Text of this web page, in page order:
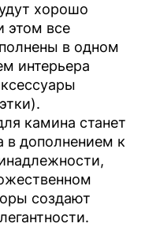
хорошо
этом все
в одном
интерьера
камина станет
в дополнением к
создают